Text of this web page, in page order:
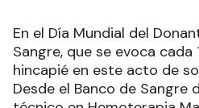
En el Día Mundial del
Sangre, que se evoca cada
hincapié en este acto de
Desde el Banco de Sangre